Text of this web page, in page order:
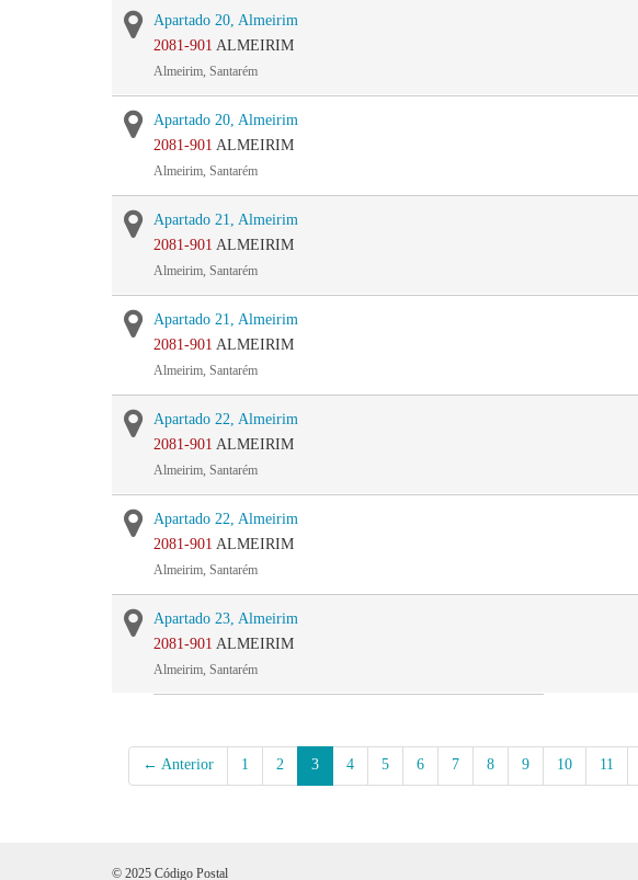
Apartado 20, Almeirim
2081-901 ALMEIRIM
Almeirim, Santarém
Apartado 20, Almeirim
2081-901 ALMEIRIM
Almeirim, Santarém
Apartado 21, Almeirim
2081-901 ALMEIRIM
Almeirim, Santarém
Apartado 21, Almeirim
2081-901 ALMEIRIM
Almeirim, Santarém
Apartado 22, Almeirim
2081-901 ALMEIRIM
Almeirim, Santarém
Apartado 22, Almeirim
2081-901 ALMEIRIM
Almeirim, Santarém
Apartado 23, Almeirim
2081-901 ALMEIRIM
Almeirim, Santarém
← Anterior 1 2 3 4 5 6 7 8 9 10 11
© 2025 Código Postal